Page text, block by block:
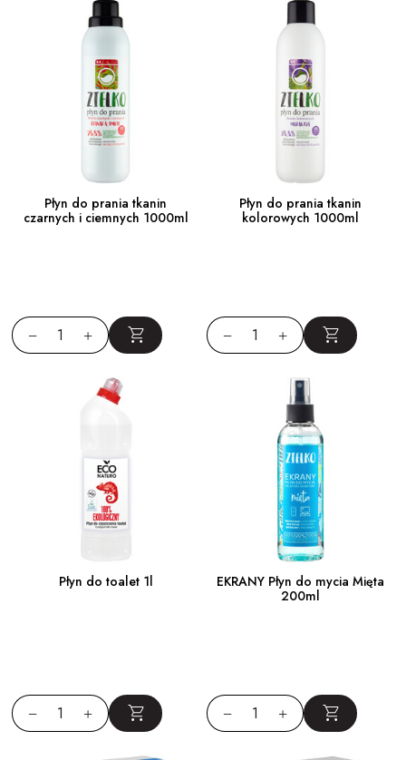
Płyn do prania tkanin
czarnych i ciemnych 1000ml
Płyn do prania tkanin
kolorowych 1000ml
Płyn do toalet 1l
EKRANY Płyn do mycia Mięta
200ml